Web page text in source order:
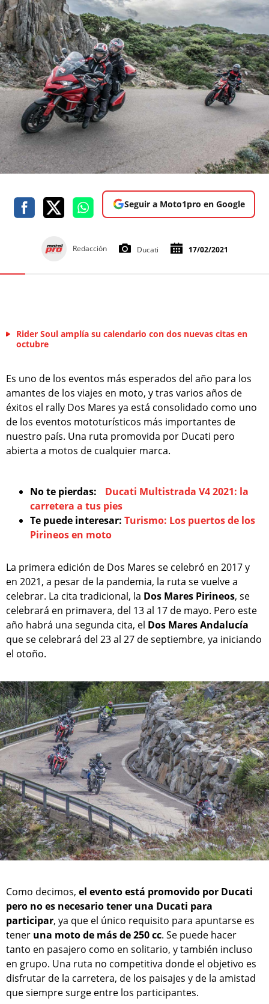
Seguir a Moto1pro en Google
Redacción Ducati 17/02/2021
Rider Soul amplía su calendario con dos nuevas citas en
octubre
Es uno de los eventos más esperados del año para los
amantes de los viajes en moto, y tras varios años de
éxitos el rally Dos Mares ya está consolidado como uno
de los eventos mototurísticos más importantes de
nuestro país. Una ruta promovida por Ducati pero
abierta a motos de cualquier marca.
No te pierdas: Ducati Multistrada V4 2021: la
carretera a tus pies
Te puede interesar: Turismo: Los puertos de los
Pirineos en moto
La primera edición de Dos Mares se celebró en 2017 y
en 2021, a pesar de la pandemia, la ruta se vuelve a
celebrar. La cita tradicional, la Dos Mares Pirineos, se
celebrará en primavera, del 13 al 17 de mayo. Pero este
año habrá una segunda cita, el Dos Mares Andalucía
que se celebrará del 23 al 27 de septiembre, ya iniciando
el otoño.
Como decimos, el evento está promovido por Ducati
pero no es necesario tener una Ducati para
participar, ya que el único requisito para apuntarse es
tener una moto de más de 250 cc. Se puede hacer
tanto en pasajero como en solitario, y también incluso
en grupo. Una ruta no competitiva donde el objetivo es
disfrutar de la carretera, de los paisajes y de la amistad
que siempre surge entre los participantes.